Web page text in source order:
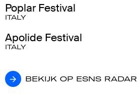
Poplar Festival
ITALY
Apolide Festival
ITALY
BEKIJK OP ESNS RADAR
BEKIJK OP ESNS RADAR